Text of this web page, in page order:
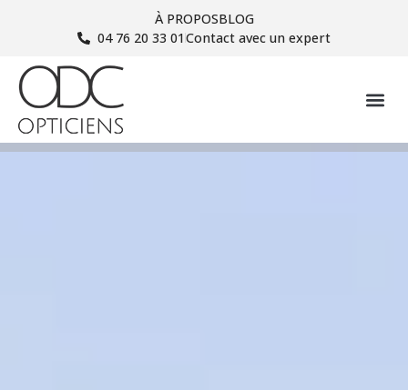
À PROPOSBLOG
04 76 20 33 01Contact avec un expert